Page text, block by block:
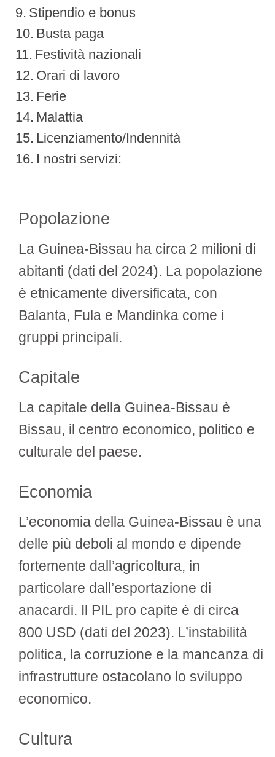
Stipendio e bonus
Busta paga
Festività nazionali
Orari di lavoro
Ferie
Malattia
Licenziamento/Indennità
I nostri servizi:
Popolazione
La Guinea-Bissau ha circa 2 milioni di
abitanti (dati del 2024). La popolazione
è etnicamente diversificata, con
Balanta, Fula e Mandinka come i
gruppi principali.
Capitale
La capitale della Guinea-Bissau è
Bissau, il centro economico, politico e
culturale del paese.
Economia
L’economia della Guinea-Bissau è una
delle più deboli al mondo e dipende
fortemente dall’agricoltura, in
particolare dall’esportazione di
anacardi. Il PIL pro capite è di circa
800 USD (dati del 2023). L’instabilità
politica, la corruzione e la mancanza di
infrastrutture ostacolano lo sviluppo
economico.
Cultura